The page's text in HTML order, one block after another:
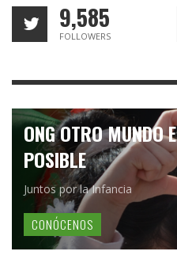
9,585
FOLLOWERS
ONG OTRO MUNDO
POSIBLE
Juntos por la Infancia
CONÓCENOS